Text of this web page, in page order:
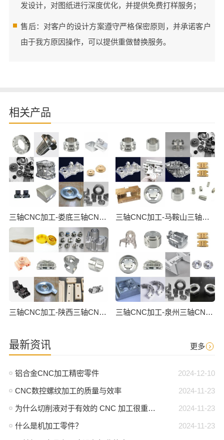
发设计，对图纸进行深度优化，并提供免费打样服务；
售后：对客户的设计方案遵守严格保密原则，并承诺客户
由于我方原因操作，可以提供重做替换服务。
相关产品
三轴CNC加工-娄底三轴CNC数控加工 三轴CNC加工-马鞍山三轴CNC数控加工
三轴CNC加工-陕西三轴CNC数控加工 三轴CNC加工-泉州三轴CNC数控加工
最新资讯 更多
2024-12-10
铝合金CNC加工精密零件
2024-11-23
CNC数控螺纹加工的质量与效率
2024-11-23
为什么切削液对于有效的 CNC 加工很重要？
2024-11-23
什么是机加工零件？